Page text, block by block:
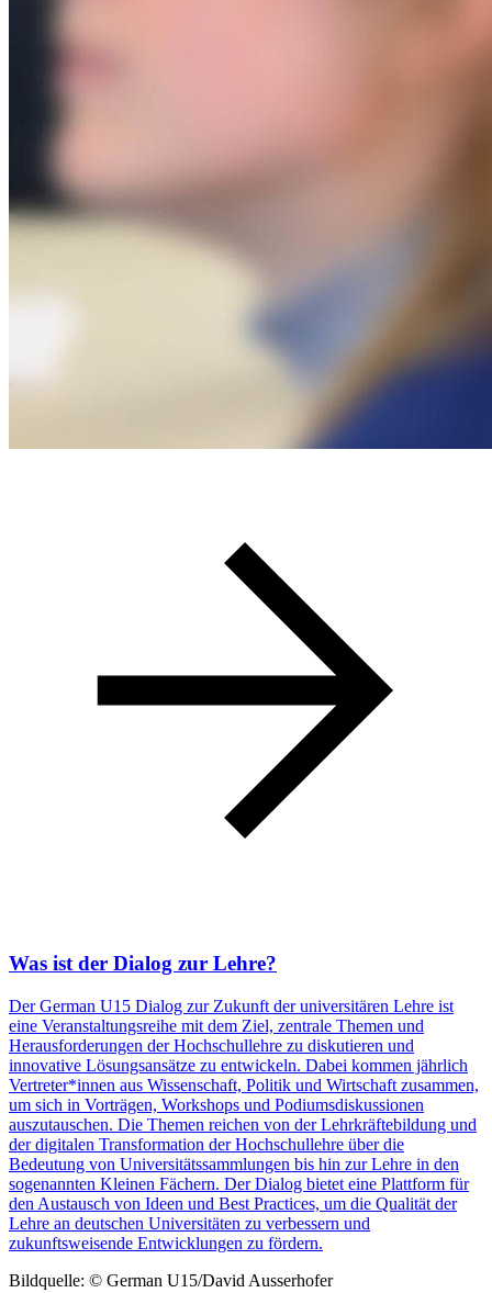
Was ist der Dialog zur Lehre?
Der German U15 Dialog zur Zukunft der universitären Lehre ist
eine Veranstaltungsreihe mit dem Ziel, zentrale Themen und
Herausforderungen der Hochschullehre zu diskutieren und
innovative Lösungsansätze zu entwickeln. Dabei kommen jährlich
Vertreter*innen aus Wissenschaft, Politik und Wirtschaft zusammen,
um sich in Vorträgen, Workshops und Podiumsdiskussionen
auszutauschen. Die Themen reichen von der Lehrkräftebildung und
der digitalen Transformation der Hochschullehre über die
Bedeutung von Universitätssammlungen bis hin zur Lehre in den
sogenannten Kleinen Fächern. Der Dialog bietet eine Plattform für
den Austausch von Ideen und Best Practices, um die Qualität der
Lehre an deutschen Universitäten zu verbessern und
zukunftsweisende Entwicklungen zu fördern.
Bildquelle: © German U15/David Ausserhofer